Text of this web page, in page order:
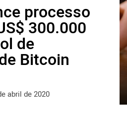
processo
300.000
de
Bitcoin
abril de 2020